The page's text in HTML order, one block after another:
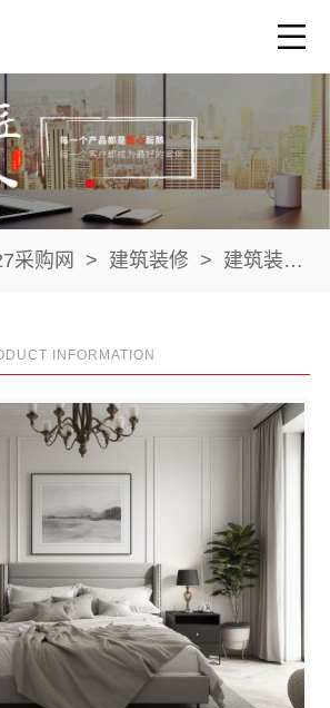
采购网 > 建筑装修 > 建筑装修材料
INFORMATION